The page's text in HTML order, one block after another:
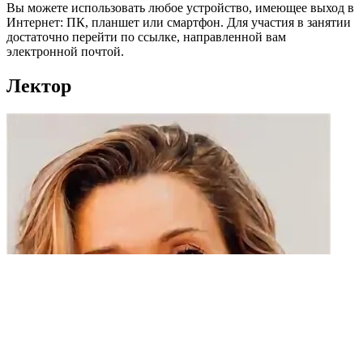
Вы можете использовать любое устройство, имеющее выход в
Интернет: ПК, планшет или смартфон. Для участия в занятии
достаточно перейти по ссылке, направленной вам
электронной почтой.
Лектор